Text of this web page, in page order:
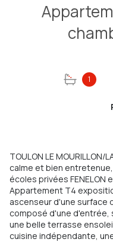
Appartement 4
1
TOULON LE
calme et bien
écoles privées FENELON
Appartement T4
ascenseur d'une surface
composé d'une d'entrée,
une belle terrasse
cuisine indépendante,